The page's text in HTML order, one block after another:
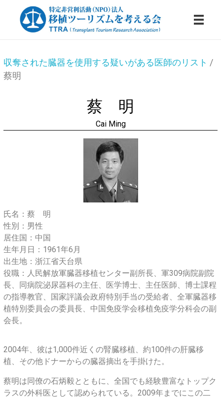
特定非営利活動法人・移植ツーリズムを考える会
収奪された臓器を使用する疑いがある医師のリスト /
蔡明
蔡 明
Cai Ming
氏名：蔡 明
性別：男性
居住国：中国
生年月日：1961年6月
出生地：浙江省天台県
役職：人民解放軍臓器移植センター副所長、軍309病院副院
長、同病院泌尿器科の主任、医学博士、主任医師、博士課程
の指導教官、国家評議会政府特別手当の受給者、全軍臓器移
植特別委員会の委員長、中国免疫学会移植免疫学分科会の副
会長。
2004年、彼は1,000件近くの腎臓移植、約100件の肝臓移
植、その他ドナーからの臓器摘出を手掛けた。
蔡明は同僚の石炳毅とともに、全国でも経験豊富なトップク
ラスの外科医として認められている。2009年までにこの二